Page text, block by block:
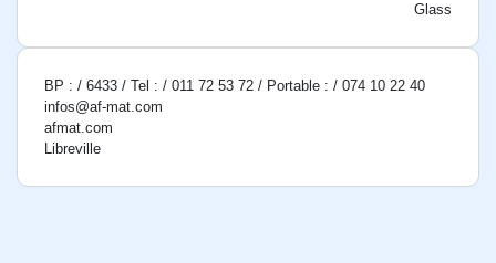
Glass
BP : / 6433 / Tel : / 011 72 53 72 / Portable : / 074 10 22 40
infos@af-mat.com
afmat.com
Libreville